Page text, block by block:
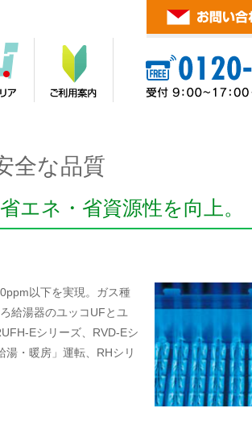
全な品質
エネ・省資源性を向上。
以下を実現。ガス種
給湯器のユッコUFとユ
Eシリーズ、RVD-Eシ
湯・暖房」運転、RHシリ